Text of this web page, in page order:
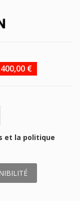
€
et la politique